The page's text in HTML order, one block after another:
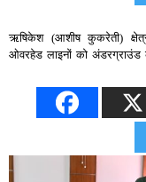
ऋषिकेश (आशीष कुकरेती)
ओवरहेड लाइनों को